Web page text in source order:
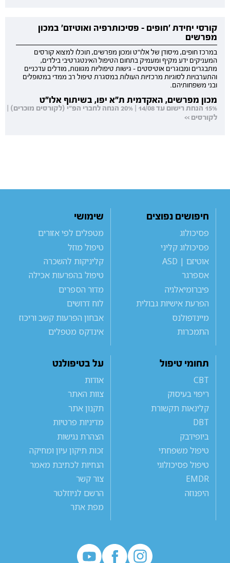
קורסי יחידת 'חופים - פסיכותרפיה ואוטיזם' במכון
מפרשים
במרכז חופים, מיסודן של אלו"ט ומכון מפרשים, תוכלו למצוא קורסים
המעניקים ידע מקיף ומעמיק בתחום הטיפול האינטגרטיבי בילדים,
מתבגרים ומבוגרים אוטיסטים - גישות טיפוליות מגוונות, מודלים עדכניים
והתערבויות לסוגיות מרכזיות העולות במסגרת טיפול רב ממדי במטופלים
ובני משפחותיהם.
מכון מפרשים, האקדמית ת"א יפו, בשיתוף אלו"ט
15% הנחת רישום עד 14/08 | 20% הנחה לחברי הפ"י (לקורסים מוכרים) |
לקורסים >>
חיפושים נפוצים
פסיכולוג
פסיכולוג קליני
אוטיזם | ASD
אספרגר
פיברומיאלגיה
הפרעת אישיות גבולית
מיינדפולנס
התמכרות
שימושי
מטפלים לפי אזורים
טיפול מוזל
קליניקות להשכרה
טיפול בהפרעות אכילה
מדור הספרים
לוח דרושים
אבחון הפרעות קשב וריכוז
אינדקס מטפלים
תחומי טיפול
CBT
ריפוי בעיסוק
קלינאות תקשורת
DBT
ביופידבק
טיפול משפחתי
טיפול פסיכולוגי
EMDR
היפנוזה
על בטיפולנט
אודות
צוות האתר
תקנון אתר
מדיניות פרטיות
הצהרת נגישות
זכות תיקון עיון ומחיקה
הנחיות לכתיבת מאמר
צור קשר
הרשם לניוזלטר
מפת אתר